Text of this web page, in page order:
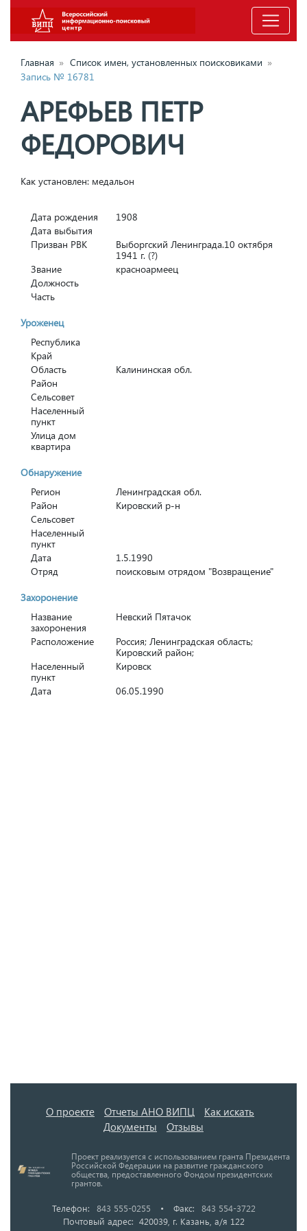
Главная » Список имен, установленных поисковиками »
Запись № 16781
АРЕФЬЕВ ПЕТР
ФЕДОРОВИЧ
Как установлен: медальон
Дата рождения
1908
Дата выбытия
Призван РВК
Выборгский Ленинграда.10 октября
1941 г. (?)
Звание
красноармеец
Должность
Часть
Уроженец
Республика
Край
Область
Калининская обл.
Район
Сельсовет
Населенный
пункт
Улица дом
квартира
Обнаружение
Регион
Ленинградская обл.
Район
Кировский р-н
Сельсовет
Населенный
пункт
Дата
1.5.1990
Отряд
поисковым отрядом "Возвращение"
Захоронение
Название
захоронения
Невский Пятачок
Расположение
Россия; Ленинградская область;
Кировский район;
Населенный
пункт
Кировск
Дата
06.05.1990
О проекте Отчеты АНО ВИПЦ
Как искать
Документы
Отзывы
Проект реализуется с использованием гранта Президента
Российской Федерации на развитие гражданского
общества, предоставленного Фондом президентских
грантов.
Телефон: 843 555-0255 • Факс:
843 554-3722
Почтовый адрес: 420039, г. Казань, а/я 122